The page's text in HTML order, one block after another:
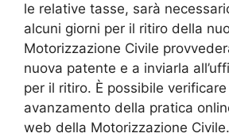
le relative tasse, sarà
alcuni giorni per il ritiro della
Motorizzazione Civile
nuova patente e a inviarla
per il ritiro. È possibile
avanzamento della pratica
web della Motorizzazione Civile.